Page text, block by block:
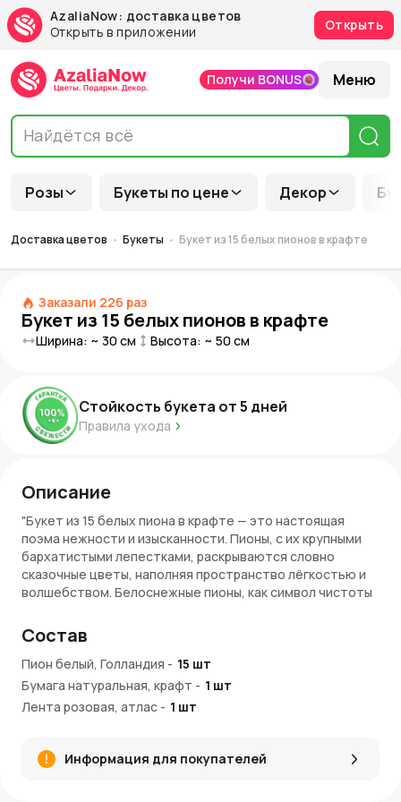
AzaliaNow: доставка цветов
Открыть в приложении
Открыть
Розы Букеты по цене Декор
Получи BONUS Меню
Доставка цветов Букеты Букет из 15 белых пионов в крафте
Заказали 226 раз
Букет из 15 белых пионов в крафте
Ширина: ~ 30 см Высота: ~ 50 см
Стойкость букета от5 дней
Правила ухода
Описание
"Букет из 15 белых пиона в крафте — это настоящая
поэма нежности и изысканности. Пионы, с их крупными
бархатистыми лепестками, раскрываются словно
сказочные цветы, наполняя пространство лёгкостью и
волшебством. Белоснежные пионы, как символ чистоты
упаковкой, которая подчеркивает их естественную
красоту и дарит букету особый уют. Этот букет словно
воплощение весеннего утра — свежий, чистый и
наполненный гармонией.
Преимущества букета
создают изысканное сочетание, полное легкости и
Состав
Пион белый, Голландия - 15 шт
Бумага натуральная, крафт - 1 шт
Лента розовая, атлас - 1 шт
Информация для покупателей